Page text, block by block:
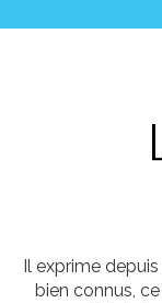
Il exprime
bien connus,